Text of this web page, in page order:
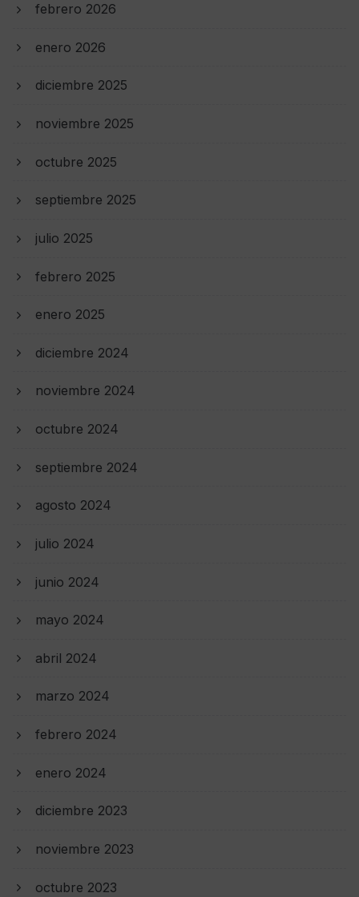
febrero 2026
enero 2026
diciembre 2025
noviembre 2025
octubre 2025
septiembre 2025
julio 2025
febrero 2025
enero 2025
diciembre 2024
noviembre 2024
octubre 2024
septiembre 2024
agosto 2024
julio 2024
junio 2024
mayo 2024
abril 2024
marzo 2024
febrero 2024
enero 2024
diciembre 2023
noviembre 2023
octubre 2023